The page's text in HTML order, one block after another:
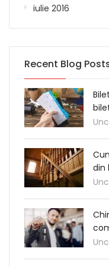
iulie 2016
Recent Blog
din